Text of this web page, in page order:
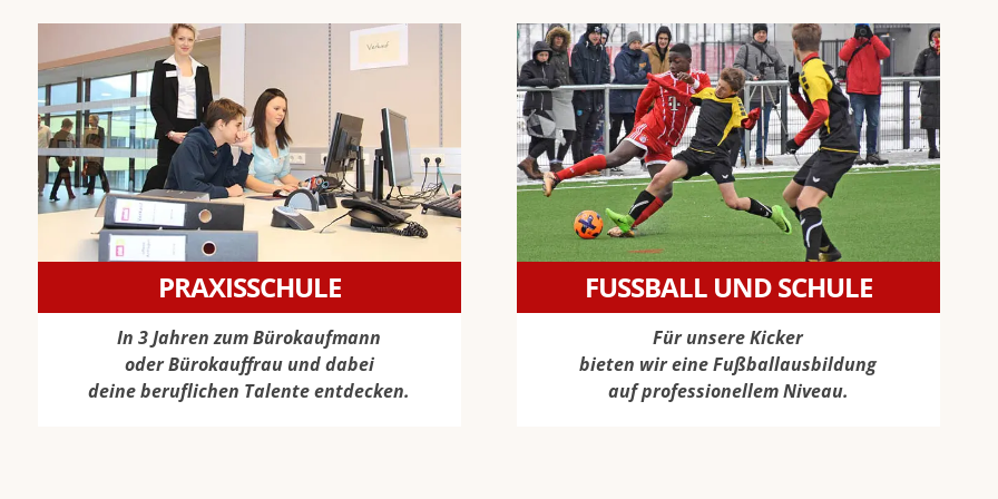
PRAXISSCHULE
In 3 Jahren zum Bürokaufmann
oder Bürokauffrau und dabei
deine beruflichen Talente entdecken.
FUSSBALL UND SCHULE
Für unsere Kicker
bieten wir eine Fußballausbildung
auf professionellem Niveau.